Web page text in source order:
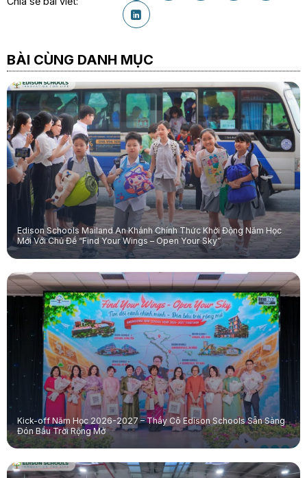
BÀI CÙNG DANH MỤC
Edison Schools Mailand An Khánh Chính Thức Khởi Động Năm Học
Mới Với Chủ Đề “Find Your Wings – Open Your Sky”
Kick-off Năm Học 2026-2027 – Thầy Cô Edison Schools Sẵn Sàng
Đón Bầu Trời Rộng Mở